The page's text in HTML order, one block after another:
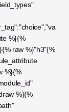
%}{%
raw %}"h3"{%
%}{%
%}{%